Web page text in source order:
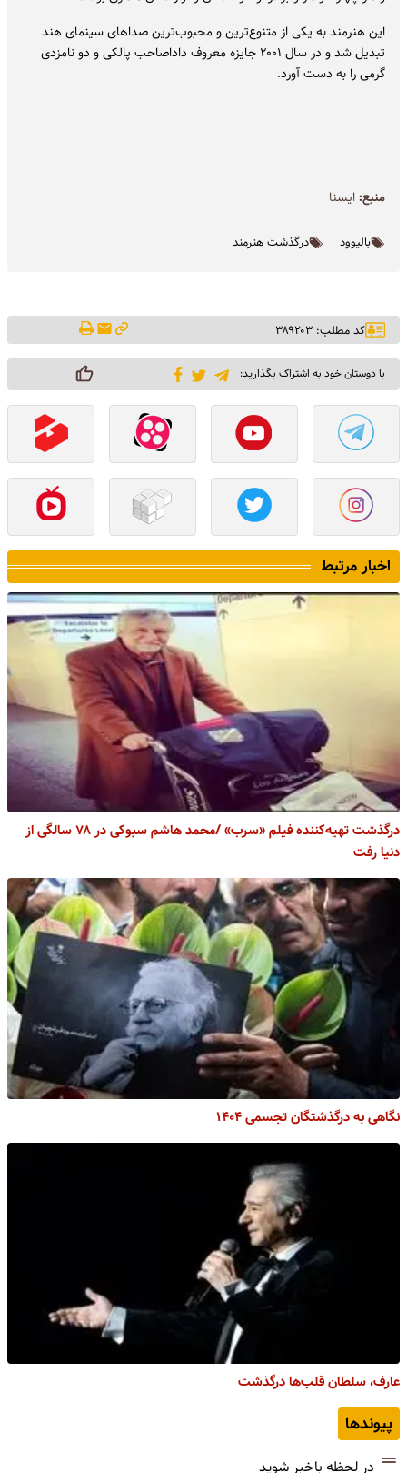
این هنرمند به یکی از متنوع‌ترین و محبوب‌ترین صداهای سینمای هند
تبدیل شد و در سال ۲۰۰۱ جایزه معروف داداصاحب پالکی و دو نامزدی
گرمی را به دست آورد.
منبع:ايسنا
بالیوود درگذشت هنرمند
کد مطلب: ۳۸۹۲۰۳
با دوستان خود به اشتراک بگذارید:
اخبار مرتبط
درگذشت تهیه‌کننده فیلم «سرب» /محمد هاشم سبوکی در ۷۸ سالگی از
دنیا رفت
نگاهی به درگذشتگان تجسمی ۱۴۰۴
عارف، سلطان قلب‌ها درگذشت
پیوندها
در لحظه باخبر شوید